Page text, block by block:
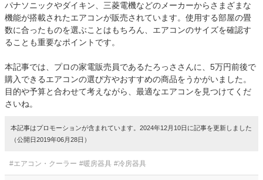
パナソニックやダイキン、三菱電機などのメーカーからさまざまな
機能が搭載されたエアコンが販売されています。使用する部屋の畳
数に合ったものを選ぶことはもちろん、エアコンのサイズを確認す
ることも重要なポイントです。
本記事では、プロの家電販売員であるたろっささんに、5万円前後で
購入できるエアコンの選び方やおすすめの商品をうかがいました。
目的や予算と合わせて考えながら、最適なエアコンを見つけてくだ
さいね。
本記事はプロモーションが含まれています。2024年12月10日に記事を更新しました
（公開日2019年06月28日）
#エアコン・クーラー #暖房器具 #冷房器具